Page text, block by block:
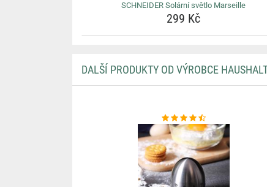
SCHNEIDER Solární světlo Marseille
299 Kč
DALŠÍ PRODUKTY OD VÝROBCE